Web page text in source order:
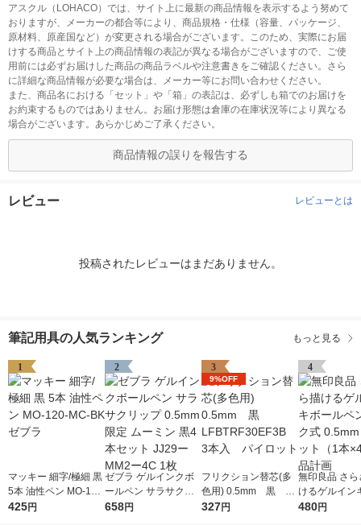
アスクル（LOHACO）では、サイト上に最新の商品情報を表示するよう努めて
おりますが、メーカーの都合等により、商品規格・仕様（容量、パッケージ、
原材料、原産国など）が変更される場合がございます。このため、実際にお届
けする商品とサイト上の商品情報の表記が異なる場合がございますので、ご使
用前には必ずお届けした商品の商品ラベルや注意書きをご確認ください。さら
に詳細な商品情報が必要な場合は、メーカー等にお問い合わせください。
また、商品名における「セット」や「箱」の表記は、必ずしも箱でのお届けを
お約束するものではありません。お届け形態は倉庫の在庫状況等により異なる
場合がございます。あらかじめご了承ください。
商品情報の誤りを報告する
レビュー レビューとは
投稿されたレビューはまだありません。
筆記用具の人気ランキング もっと見る
1
マッキー 細字/極細 黒
5本 油性ペン MO-120
-MC-BK ゼブラ
425円
2
ゼブラ ゲルインクボ
ールペン サラサクリ
ップ 0.5mm 限定 ムー
658円
3
9%OFF
フリクション替芯(多
色用) 0.5mm 黒 LF
BTRF30EF3B 3本
327円
4
無印良品 さら
けるゲルイン
ペン ノック式
480円